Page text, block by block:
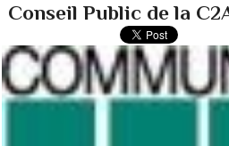
Conseil Public de la